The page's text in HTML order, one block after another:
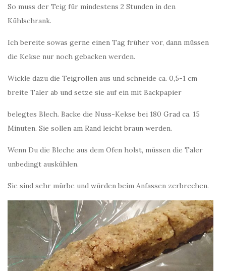
So muss der Teig für mindestens 2 Stunden in den
Kühlschrank.
Ich bereite sowas gerne einen Tag früher vor, dann müssen
die Kekse nur noch gebacken werden.
Wickle dazu die Teigrollen aus und schneide ca. 0,5-1 cm
breite Taler ab und setze sie auf ein mit Backpapier
belegtes Blech. Backe die Nuss-Kekse bei 180 Grad ca. 15
Minuten. Sie sollen am Rand leicht braun werden.
Wenn Du die Bleche aus dem Ofen holst, müssen die Taler
unbedingt auskühlen.
Sie sind sehr mürbe und würden beim Anfassen zerbrechen.